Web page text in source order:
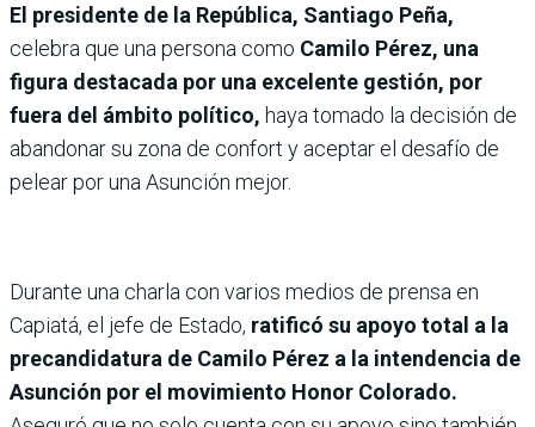
El presidente de la República, Santiago Peña,
celebra que una persona como Camilo Pérez, una
figura destacada por una excelente gestión, por
fuera del ámbito político, haya tomado la decisión de
abandonar su zona de confort y aceptar el desafío de
pelear por una Asunción mejor.
Durante una charla con varios medios de prensa en
Capiatá, el jefe de Estado, ratificó su apoyo total a la
precandidatura de Camilo Pérez a la intendencia de
Asunción por el movimiento Honor Colorado.